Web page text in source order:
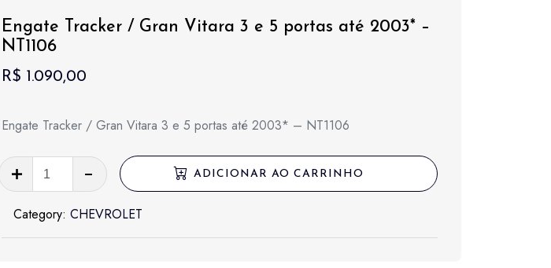
Engate Tracker / Gran Vitara 3 e 5 portas até 2003* –
NT1106
R$ 1.090,00
Engate Tracker / Gran Vitara 3 e 5 portas até 2003* – NT1106
Engate
Tracker
ADICIONAR AO CARRINHO
Category:CHEVROLET